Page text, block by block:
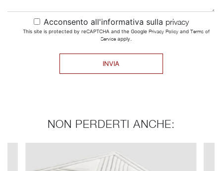
Acconsento all'informativa sulla privacy
This site is protected by reCAPTCHA and the Google Privacy Policyand Terms of
Serviceapply.
INVIA
NON PERDERTI ANCHE: